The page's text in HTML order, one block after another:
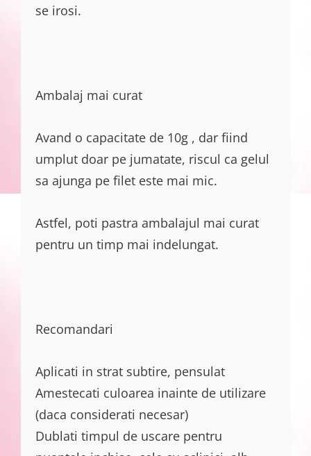
se irosi.
Ambalaj mai curat
Avand o capacitate de 10g , dar fiind
umplut doar pe jumatate, riscul ca gelul
sa ajunga pe filet este mai mic.
Astfel, poti pastra ambalajul mai curat
pentru un timp mai indelungat.
Recomandari
Aplicati in strat subtire, pensulat
Amestecati culoarea inainte de utilizare
(daca considerati necesar)
Dublati timpul de uscare pentru